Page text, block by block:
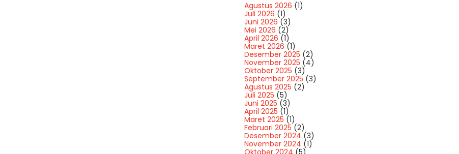
Agustus 2026 (1)
Juli 2026 (1)
Juni 2026 (3)
Mei 2026 (2)
April 2026 (1)
Maret 2026 (1)
Desember 2025 (2)
November 2025 (4)
Oktober 2025 (3)
September 2025 (3)
Agustus 2025 (2)
Juli 2025 (5)
Juni 2025 (3)
April 2025 (1)
Maret 2025 (1)
Februari 2025 (2)
Desember 2024 (3)
November 2024 (1)
Oktober 2024 (5)